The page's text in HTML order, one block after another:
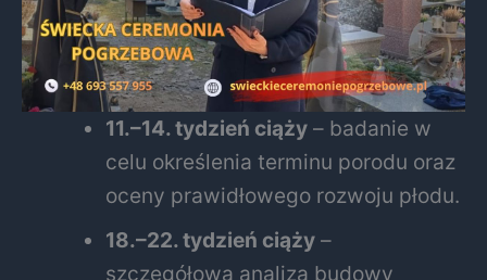
11.–14. tydzień ciąży – badanie w
celu określenia terminu porodu oraz
oceny prawidłowego rozwoju płodu.
18.–22. tydzień ciąży –
szczegółowa analiza budowy